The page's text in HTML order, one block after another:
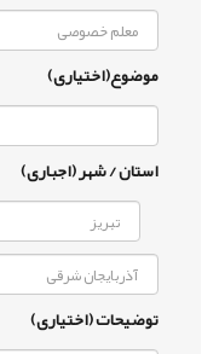
موضوع(اختیاری)
استان / شهر (اجباری)
توضیحات (اختیاری)